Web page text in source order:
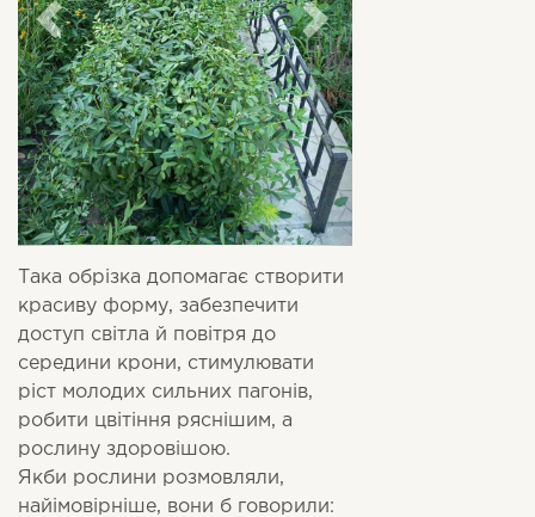
Така обрізка допомагає створити
красиву форму, забезпечити
доступ світла й повітря до
середини крони, стимулювати
ріст молодих сильних пагонів,
робити цвітіння ряснішим, а
рослину здоровішою.
Якби рослини розмовляли,
найімовірніше, вони б говорили: